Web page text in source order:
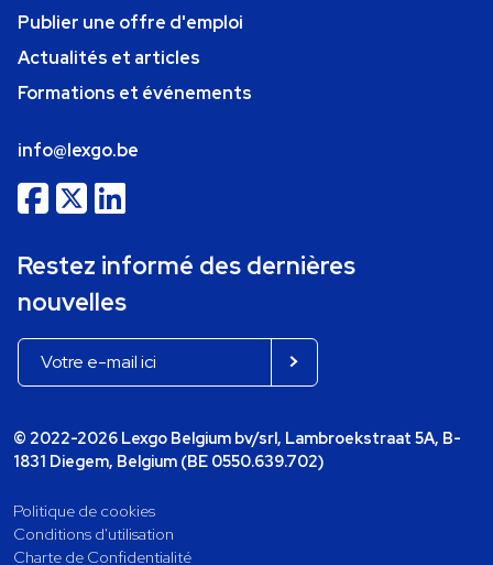
Publier une offre d'emploi
Actualités et articles
Formations et événements
info@lexgo.be
Restez informé des dernières
nouvelles
© 2022-2026 Lexgo Belgium bv/srl, Lambroekstraat 5A, B-
1831 Diegem, Belgium (BE 0550.639.702)
Politique de cookies
Conditions d'utilisation
Charte de Confidentialité